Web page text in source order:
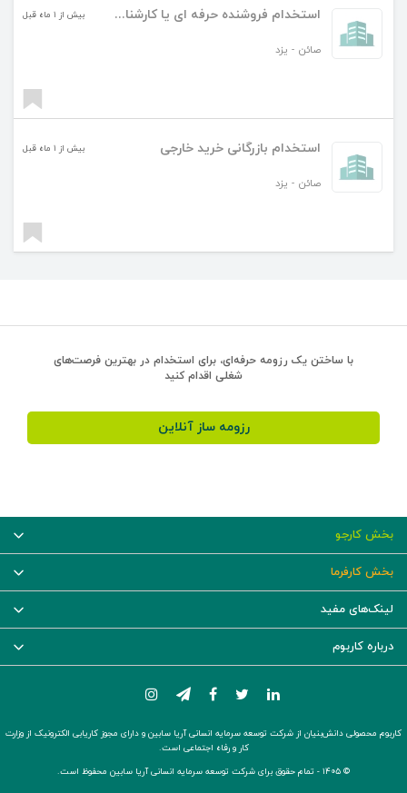
استخدام فروشنده حرفه ای یا کارشناس فروش ( یزد و تهران )
صائن - یزد
بیش از ۱ ماه قبل
استخدام بازرگانی خرید خارجی
صائن - یزد
بیش از ۱ ماه قبل
با ساختن یک رزومه حرفه‌ای، برای استخدام در بهترین فرصت‌های
شغلی اقدام کنید
رزومه ساز آنلاین
بخش کارجو
بخش کارفرما
لینک‌های مفید
درباره کاربوم
کاربوم محصولی دانش‌بنیان از شرکت توسعه سرمایه انسانی آریا سابین و دارای مجوز کاریابی الکترونیک از وزارت
کار و رفاه اجتماعی است.
© ۱۴۰۵ -
تمام حقوق برای شرکت توسعه سرمایه انسانی آریا سابین محفوظ است.